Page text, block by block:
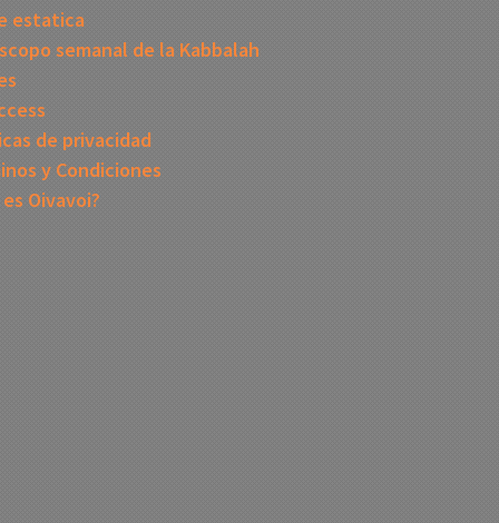
estatica
semanal de la Kabbalah
de privacidad
y Condiciones
es Oivavoi?